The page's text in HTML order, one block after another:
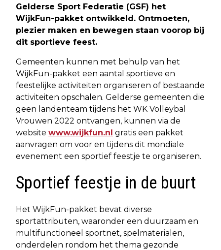
Gelderse Sport Federatie (GSF) het
WijkFun-pakket ontwikkeld. Ontmoeten,
plezier maken en bewegen staan voorop bij
dit sportieve feest.
Gemeenten kunnen met behulp van het
WijkFun-pakket een aantal sportieve en
feestelijke activiteiten organiseren of bestaande
activiteiten opschalen. Gelderse gemeenten die
geen landenteam tijdens het WK Volleybal
Vrouwen 2022 ontvangen, kunnen via de
website www.wijkfun.nl gratis een pakket
aanvragen om voor en tijdens dit mondiale
evenement een sportief feestje te organiseren.
Sportief feestje in de buurt
Het WijkFun-pakket bevat diverse
sportattributen, waaronder een duurzaam en
multifunctioneel sportnet, spelmaterialen,
onderdelen rondom het thema gezonde